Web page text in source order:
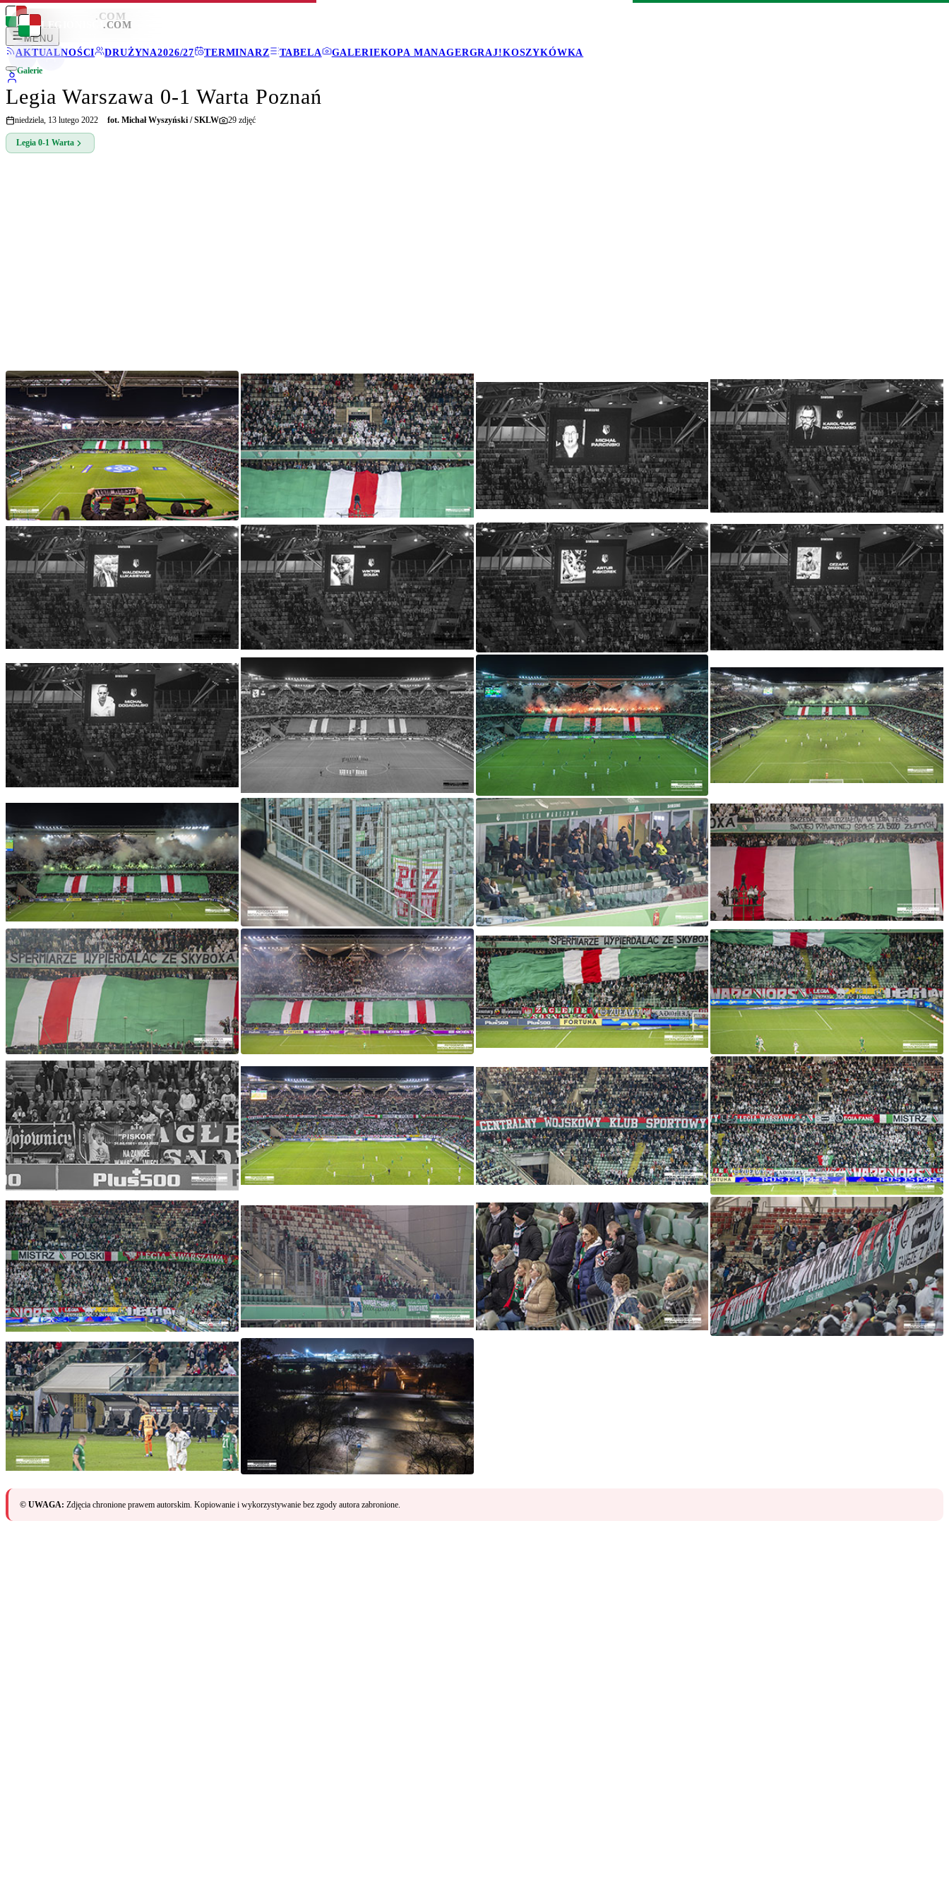
LEGIONISCI .COM
MENU
AKTUALNOŚCI
DRUŻYNA2026/27 TERMINARZ TABELA GALERIEKOPA MANAGERGRAJ!KOSZYKÓWKA
LEGIONISCI .COM
Galerie
Legia Warszawa 0-1 Warta Poznań
niedziela, 13 lutego 2022 fot. Michał Wyszyński / SKLW 29 zdjęć
Legia 0-1 Warta
© UWAGA: Zdjęcia chronione prawem autorskim. Kopiowanie i wykorzystywanie bez zgody autora zabronione.